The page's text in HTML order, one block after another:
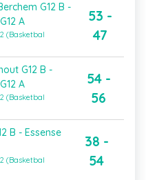
G12 B -
A
(Basketbal
53 -
47
G12 B -
A
(Basketbal
54 -
56
B - Essense
(Basketbal
38 -
54